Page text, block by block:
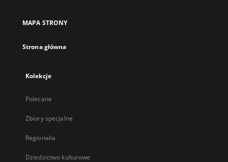
MAPA STRONY
Strona główna
Kolekcje
Polecane
Zbiory specjalne
Regionalia
Dziedzictwo kulturowe